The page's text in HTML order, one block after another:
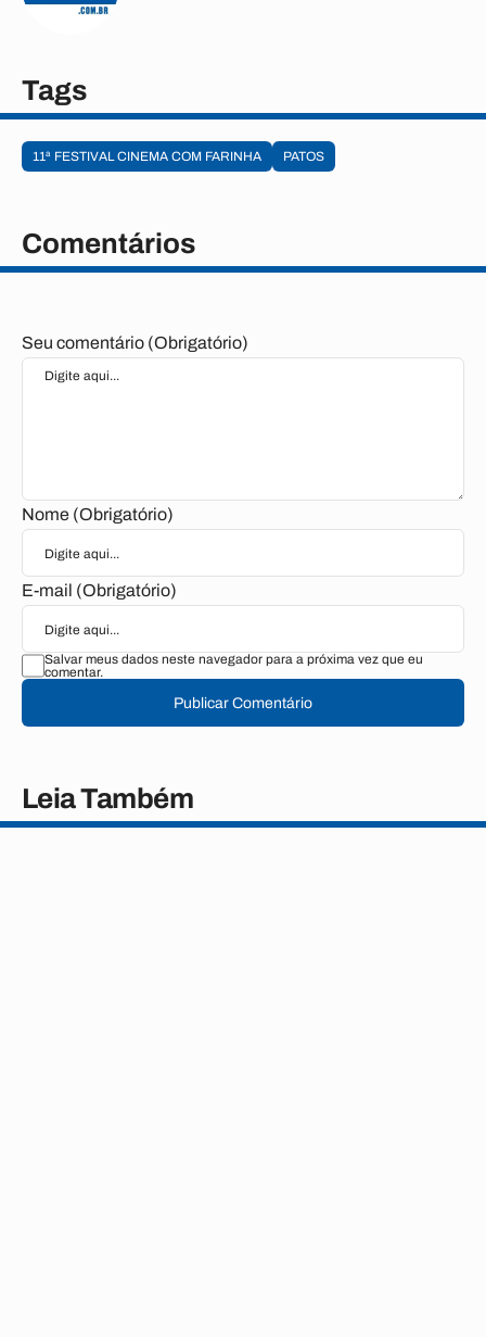
Tags
11ª FESTIVAL CINEMA COM FARINHA PATOS
Comentários
Seu comentário (Obrigatório)
Nome (Obrigatório)
E-mail (Obrigatório)
Salvar meus dados neste navegador para a próxima vez que eu
comentar.
Publicar Comentário
Leia Também